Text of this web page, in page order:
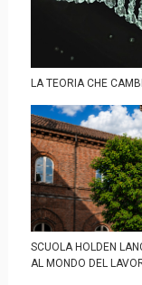
LA TEORIA CHE
SCUOLA HOLDEN
AL MONDO DEL